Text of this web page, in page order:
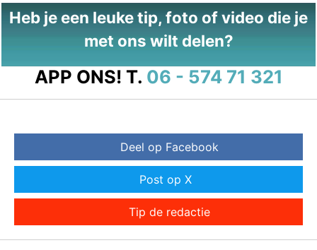
Heb je een leuke tip, foto of video die je
met ons wilt delen?
APP ONS! T. 06 - 574 71 321
Deel op Facebook
Post op X
Tip de redactie